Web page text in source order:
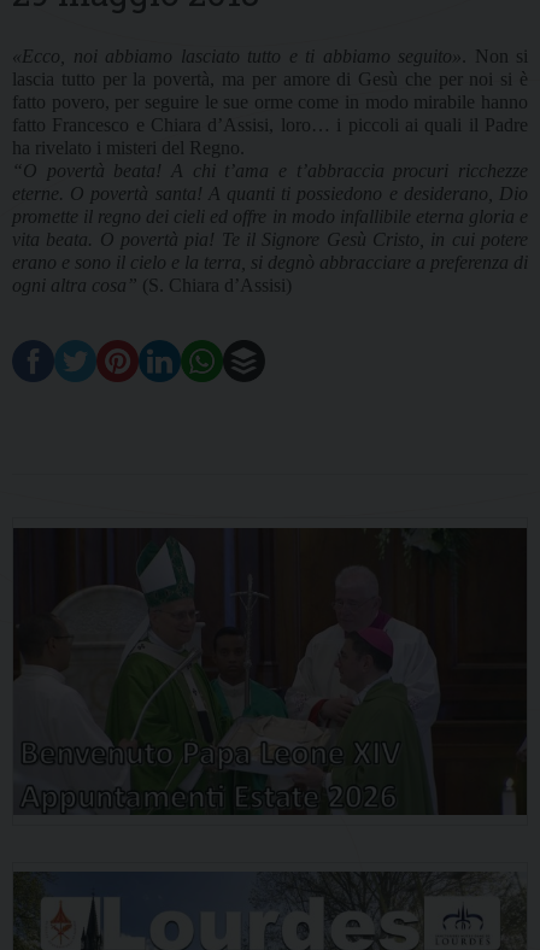
«Ecco, noi abbiamo lasciato tutto e ti abbiamo seguito» . Non si
lascia tutto per la povertà, ma per amore di Gesù che per noi si è
fatto povero, per seguire le sue orme come in modo mirabile hanno
fatto Francesco e Chiara d’Assisi, loro… i piccoli ai quali il Padre
ha rivelato i misteri del Regno.
“O povertà beata! A chi t’ama e t’abbraccia procuri ricchezze
eterne. O povertà santa! A quanti ti possiedono e desiderano, Dio
promette il regno dei cieli ed offre in modo infallibile eterna gloria e
vita beata. O povertà pia! Te il Signore Gesù Cristo, in cui potere
erano e sono il cielo e la terra, si degnò abbracciare a preferenza di
ogni altra cosa” (S. Chiara d’Assisi)